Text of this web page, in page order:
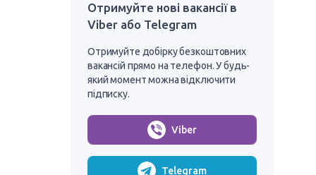
Отримуйте нові вакансії в
Viber або Telegram
Отримуйте добірку безкоштовних
вакансій прямо на телефон. У будь-
який момент можна відключити
підписку.
Viber
Telegram